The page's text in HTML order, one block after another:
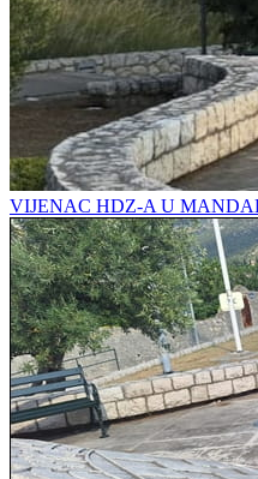
VIJENAC HDZ-A U